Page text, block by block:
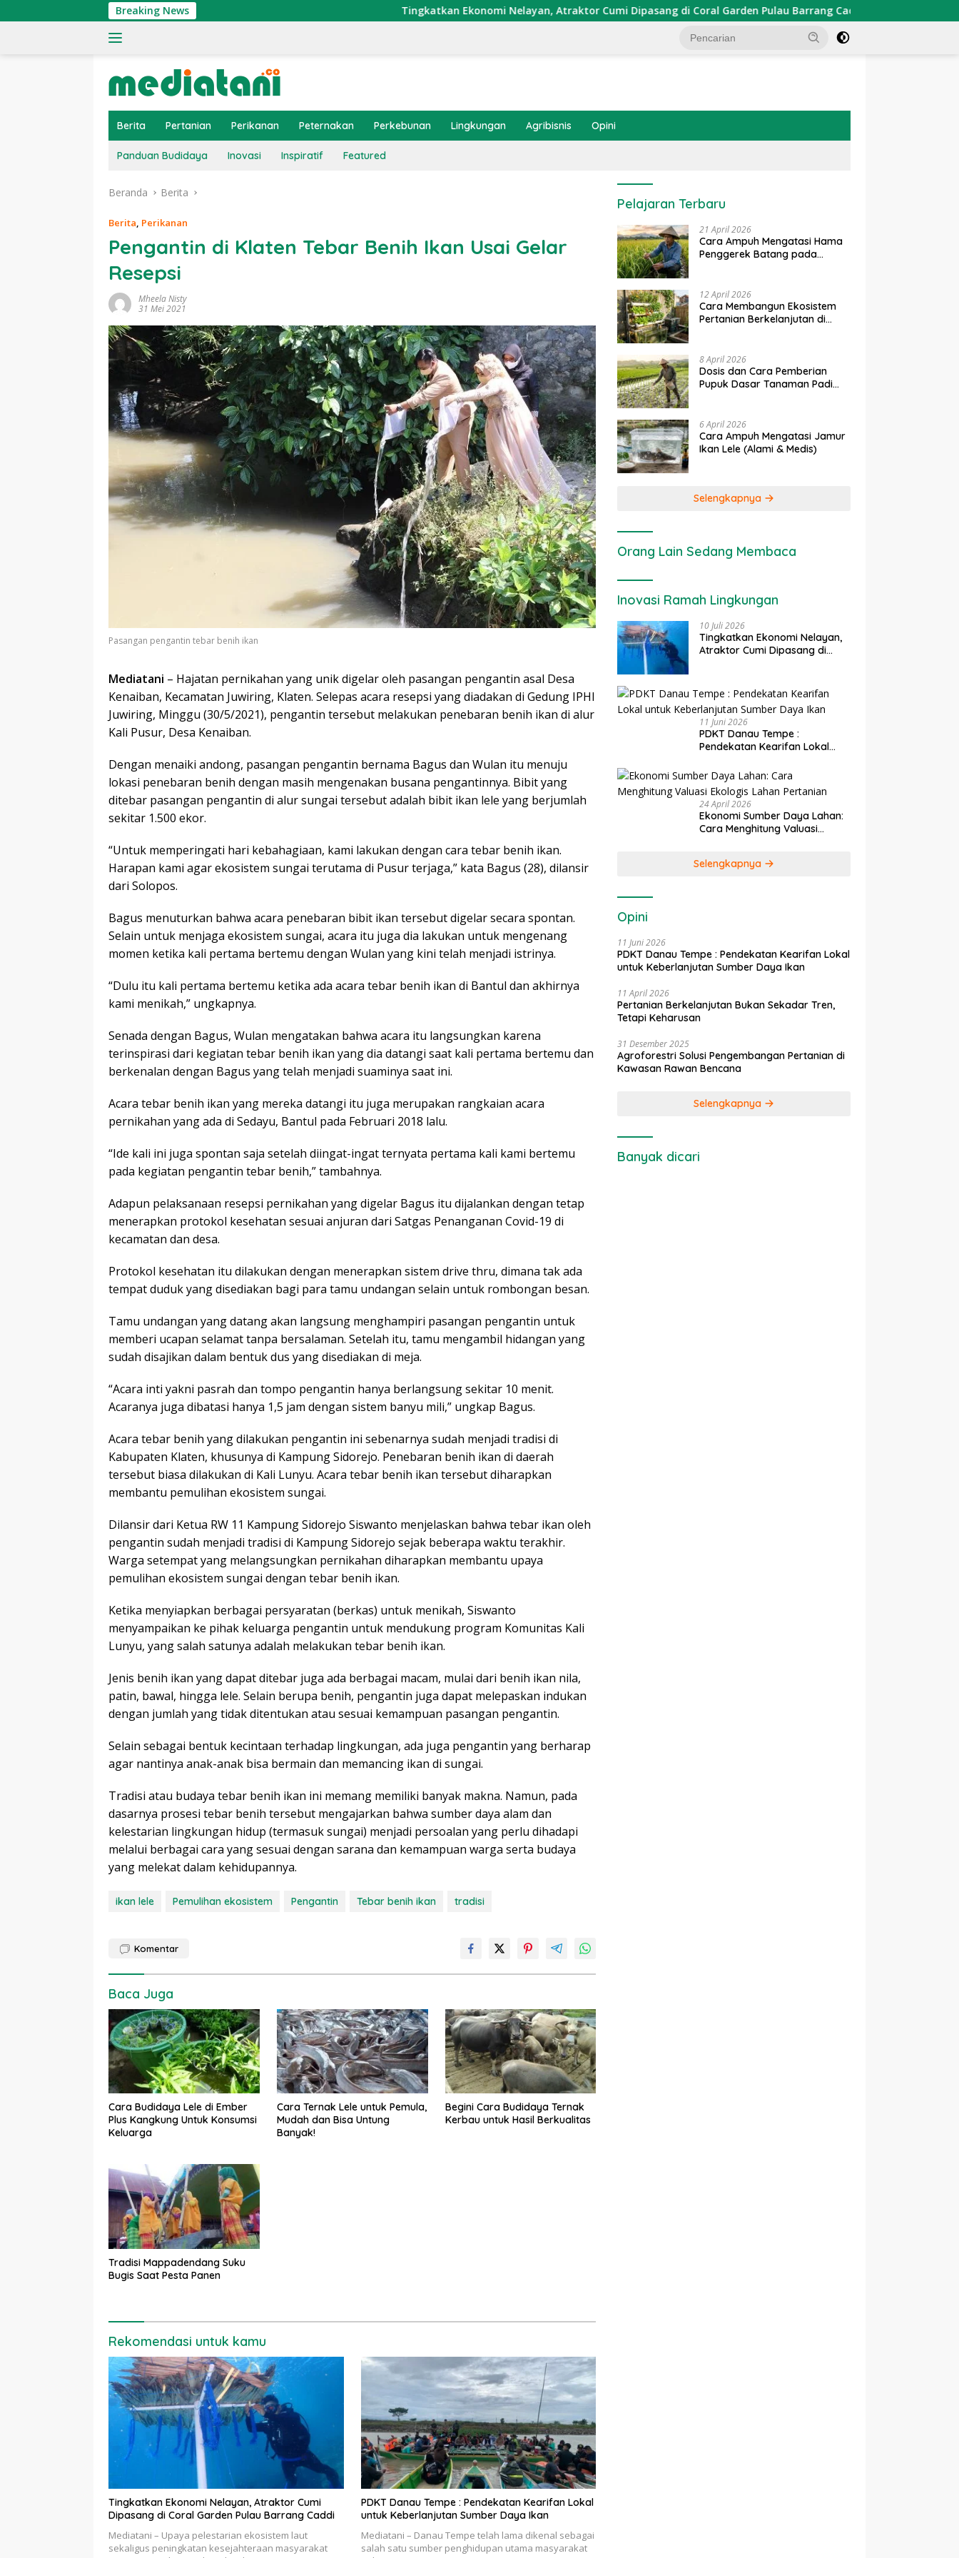
ke
Breaking News Tingkatkan Ekonomi Nelayan, Atraktor Cumi Dipasang di Coral Garden Pulau Barrang Caddi PDKT Danau Tempe :
Berita Pertanian Perikanan Peternakan Perkebunan Lingkungan Agribisnis Opini
Panduan Budidaya Inovasi Inspiratif Featured
Beranda Berita
Berita, Perikanan
Pengantin di Klaten Tebar Benih Ikan Usai Gelar
Resepsi
Mheela Nisty
31 Mei 2021
Pasangan pengantin tebar benih ikan
Mediatani – Hajatan pernikahan yang unik digelar oleh pasangan pengantin asal Desa
Kenaiban, Kecamatan Juwiring, Klaten. Selepas acara resepsi yang diadakan di Gedung IPHI
Juwiring, Minggu (30/5/2021), pengantin tersebut melakukan penebaran benih ikan di alur
Kali Pusur, Desa Kenaiban.
Dengan menaiki andong, pasangan pengantin bernama Bagus dan Wulan itu menuju
lokasi penebaran benih dengan masih mengenakan busana pengantinnya. Bibit yang
ditebar pasangan pengantin di alur sungai tersebut adalah bibit ikan lele yang berjumlah
sekitar 1.500 ekor.
“Untuk memperingati hari kebahagiaan, kami lakukan dengan cara tebar benih ikan.
Harapan kami agar ekosistem sungai terutama di Pusur terjaga,” kata Bagus (28), dilansir
dari Solopos.
Bagus menuturkan bahwa acara penebaran bibit ikan tersebut digelar secara spontan.
Selain untuk menjaga ekosistem sungai, acara itu juga dia lakukan untuk mengenang
momen ketika kali pertama bertemu dengan Wulan yang kini telah menjadi istrinya.
“Dulu itu kali pertama bertemu ketika ada acara tebar benih ikan di Bantul dan akhirnya
kami menikah,” ungkapnya.
Senada dengan Bagus, Wulan mengatakan bahwa acara itu langsungkan karena
terinspirasi dari kegiatan tebar benih ikan yang dia datangi saat kali pertama bertemu dan
berkenalan dengan Bagus yang telah menjadi suaminya saat ini.
Acara tebar benih ikan yang mereka datangi itu juga merupakan rangkaian acara
pernikahan yang ada di Sedayu, Bantul pada Februari 2018 lalu.
“Ide kali ini juga spontan saja setelah diingat-ingat ternyata pertama kali kami bertemu
pada kegiatan pengantin tebar benih,” tambahnya.
Adapun pelaksanaan resepsi pernikahan yang digelar Bagus itu dijalankan dengan tetap
menerapkan protokol kesehatan sesuai anjuran dari Satgas Penanganan Covid-19 di
kecamatan dan desa.
Protokol kesehatan itu dilakukan dengan menerapkan sistem drive thru, dimana tak ada
tempat duduk yang disediakan bagi para tamu undangan selain untuk rombongan besan.
Tamu undangan yang datang akan langsung menghampiri pasangan pengantin untuk
memberi ucapan selamat tanpa bersalaman. Setelah itu, tamu mengambil hidangan yang
sudah disajikan dalam bentuk dus yang disediakan di meja.
“Acara inti yakni pasrah dan tompo pengantin hanya berlangsung sekitar 10 menit.
Acaranya juga dibatasi hanya 1,5 jam dengan sistem banyu mili,” ungkap Bagus.
Acara tebar benih yang dilakukan pengantin ini sebenarnya sudah menjadi tradisi di
Kabupaten Klaten, khusunya di Kampung Sidorejo. Penebaran benih ikan di daerah
tersebut biasa dilakukan di Kali Lunyu. Acara tebar benih ikan tersebut diharapkan
membantu pemulihan ekosistem sungai.
Dilansir dari Ketua RW 11 Kampung Sidorejo Siswanto menjelaskan bahwa tebar ikan oleh
pengantin sudah menjadi tradisi di Kampung Sidorejo sejak beberapa waktu terakhir.
Warga setempat yang melangsungkan pernikahan diharapkan membantu upaya
pemulihan ekosistem sungai dengan tebar benih ikan.
Ketika menyiapkan berbagai persyaratan (berkas) untuk menikah, Siswanto
menyampaikan ke pihak keluarga pengantin untuk mendukung program Komunitas Kali
Lunyu, yang salah satunya adalah melakukan tebar benih ikan.
Jenis benih ikan yang dapat ditebar juga ada berbagai macam, mulai dari benih ikan nila,
patin, bawal, hingga lele. Selain berupa benih, pengantin juga dapat melepaskan indukan
dengan jumlah yang tidak ditentukan atau sesuai kemampuan pasangan pengantin.
Selain sebagai bentuk kecintaan terhadap lingkungan, ada juga pengantin yang berharap
agar nantinya anak-anak bisa bermain dan memancing ikan di sungai.
Tradisi atau budaya tebar benih ikan ini memang memiliki banyak makna. Namun, pada
dasarnya prosesi tebar benih tersebut mengajarkan bahwa sumber daya alam dan
kelestarian lingkungan hidup (termasuk sungai) menjadi persoalan yang perlu dihadapi
melalui berbagai cara yang sesuai dengan sarana dan kemampuan warga serta budaya
yang melekat dalam kehidupannya.
ikan lele Pemulihan ekosistem Pengantin Tebar benih ikan tradisi
Komentar
Baca Juga
Cara Budidaya Lele di Ember
Plus Kangkung Untuk Konsumsi
Keluarga
Cara Ternak Lele untuk Pemula,
Mudah dan Bisa Untung
Banyak!
Begini Cara Budidaya Ternak
Kerbau untuk Hasil Berkualitas
Tradisi Mappadendang Suku
Bugis Saat Pesta Panen
Rekomendasi untuk kamu
Tingkatkan Ekonomi Nelayan, Atraktor Cumi
Dipasang di Coral Garden Pulau Barrang Caddi
Mediatani – Upaya pelestarian ekosistem laut
sekaligus peningkatan kesejahteraan masyarakat
PDKT Danau Tempe : Pendekatan Kearifan Lokal
untuk Keberlanjutan Sumber Daya Ikan
Mediatani – Danau Tempe telah lama dikenal sebagai
salah satu sumber penghidupan utama masyarakat
Pelajaran Terbaru
21 April 2026
Cara Ampuh Mengatasi Hama
Penggerek Batang pada
12 April 2026
Cara Membangun Ekosistem
Pertanian Berkelanjutan di
8 April 2026
Dosis dan Cara Pemberian
Pupuk Dasar Tanaman Padi
6 April 2026
Cara Ampuh Mengatasi Jamur
Ikan Lele (Alami & Medis)
Selengkapnya
Orang Lain Sedang Membaca
Inovasi Ramah Lingkungan
10 Juli 2026
Tingkatkan Ekonomi Nelayan,
Atraktor Cumi Dipasang di
11 Juni 2026
PDKT Danau Tempe :
Pendekatan Kearifan Lokal
Daya Ikan
24 April 2026
Ekonomi Sumber Daya Lahan:
Cara Menghitung Valuasi
Selengkapnya
Opini
11 Juni 2026
PDKT Danau Tempe : Pendekatan Kearifan Lokal
untuk Keberlanjutan Sumber Daya Ikan
11 April 2026
Pertanian Berkelanjutan Bukan Sekadar Tren,
Tetapi Keharusan
31 Desember 2025
Agroforestri Solusi Pengembangan Pertanian di
Kawasan Rawan Bencana
Selengkapnya
Banyak dicari